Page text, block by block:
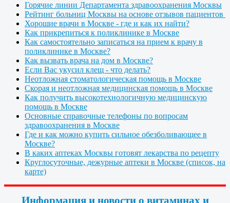
Горячие линии Департамента здравоохранения Москвы
Рейтинг больниц Москвы на основе отзывов пациентов
Хорошие врачи в Москве - где и как их найти?
Как прикрепиться к поликлинике в Москве
Как самостоятельно записаться на прием к врачу в
поликлинике в Москве?
Как вызвать врача на дом в Москве?
Если Вас укусил клещ - что делать?
Неотложная стоматологическая помощь в Москве
Скорая и неотложная медицинская помощь в Москве
Как получить высокотехнологичную медицинскую
помощь в Москве
Основные справочные телефоны по вопросам
здравоохранения в Москве
Где и как можно купить сильное обезболивающее в
Москве?
В каких аптеках Москвы готовят лекарства по рецепту
Круглосуточные, дежурные аптеки в Москве (список, на
карте)